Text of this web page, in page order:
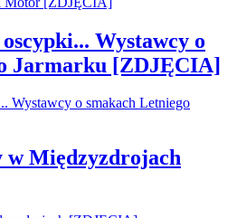
Wystawcy o
Jarmarku [ZDJĘCIA]
w Międzyzdrojach